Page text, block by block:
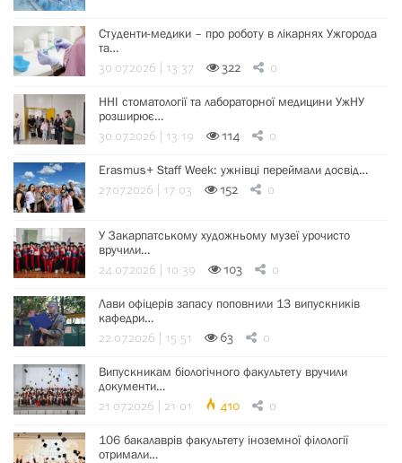
Студенти-медики – про роботу в лікарнях Ужгорода
та…
30.07.2026 | 13:37 322 0
ННІ стоматології та лабораторної медицини УжНУ
розширює…
30.07.2026 | 13:19 114 0
Erasmus+ Staff Week: ужнівці переймали досвід…
27.07.2026 | 17:03 152 0
У Закарпатському художньому музеї урочисто
вручили…
24.07.2026 | 10:39 103 0
Лави офіцерів запасу поповнили 13 випускників
кафедри…
22.07.2026 | 15:51 63 0
Випускникам біологічного факультету вручили
документи…
21.07.2026 | 21:01 410 0
106 бакалаврів факультету іноземної філології
отримали…